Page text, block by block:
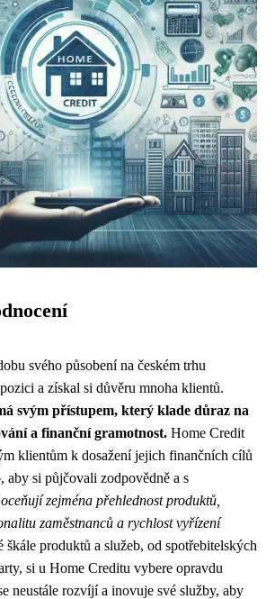
svého působení na českém trhu
a získal si důvěru mnoha klientů.
svým přístupem, který klade důraz na
a finanční gramotnost. Home Credit
klientům k dosažení jejich finančních cílů
aby si půjčovali zodpovědně a s
zejména přehlednost produktů,
zaměstnanců a rychlost vyřízení
produktů a služeb, od spotřebitelských
si u Home Creditu vybere opravdu
neustále rozvíjí a inovuje své služby, aby